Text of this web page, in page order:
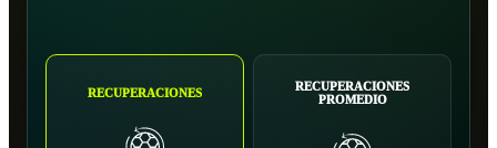
RECUPERACIONES
RECUPERACIONES
PROMEDIO